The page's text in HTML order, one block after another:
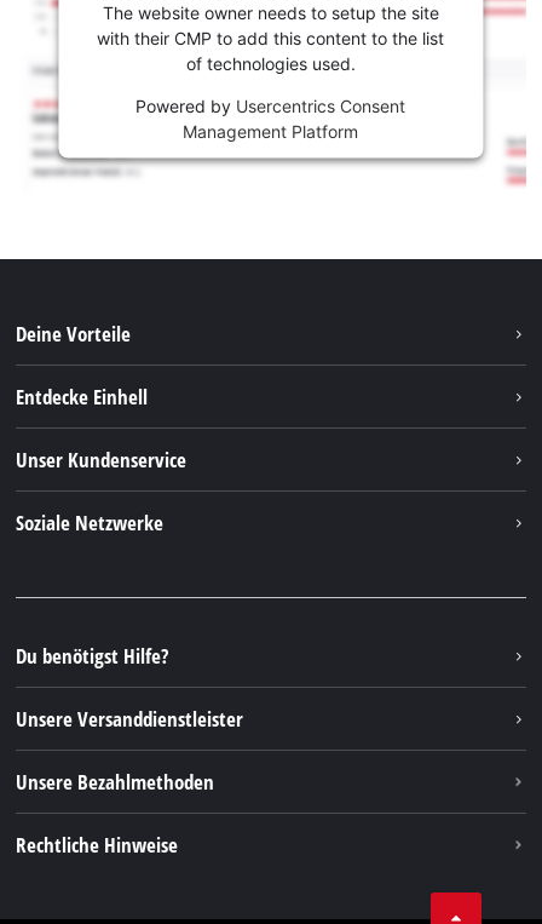
The website owner needs to setup the site
with their CMP to add this content to the list
of technologies used.
Powered by Usercentrics Consent
Management Platform
Deine Vorteile
Entdecke Einhell
Einhell Germany AG
Unser Kundenservice
Soziale Netzwerke
Instagram
TikTok
Pinterest
Du benötigst Hilfe?
Unsere Versanddienstleister
Unsere Bezahlmethoden
Rechtliche Hinweise